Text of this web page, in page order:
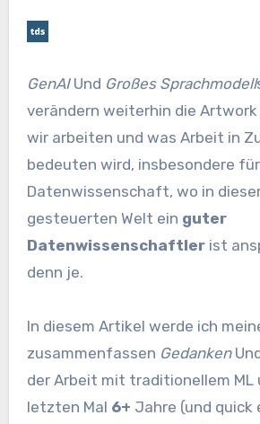
GenAIUnd Großes Sprachmodell
verändern weiterhin die Artwork
wir arbeiten und was Arbeit in
bedeuten wird, insbesondere
Datenwissenschaft, wo in
gesteuerten Welt ein guter
Datenwissenschaftlerist
denn je.
In diesem Artikel werde ich
zusammenfassen Gedanken
der Arbeit mit traditionellem ML
letzten Mal 6+ Jahre (und quick